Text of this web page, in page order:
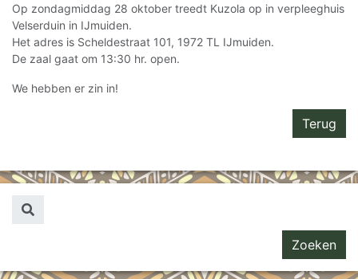
Op zondagmiddag 28 oktober treedt Kuzola op in verpleeghuis
Velserduin in IJmuiden.
Het adres is Scheldestraat 101, 1972 TL IJmuiden.
De zaal gaat om 13:30 hr. open.
We hebben er zin in!
Terug
Zoeken naar...